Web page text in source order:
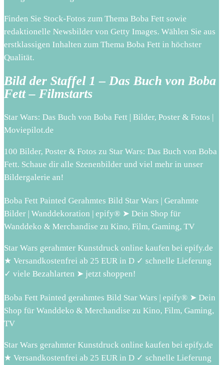
Finden Sie Stock-Fotos zum Thema Boba Fett sowie
redaktionelle Newsbilder von Getty Images. Wählen Sie aus
erstklassigen Inhalten zum Thema Boba Fett in höchster
Qualität.
Bild der Staffel 1 – Das Buch von Boba
Fett – Filmstarts
Star Wars: Das Buch von Boba Fett | Bilder, Poster & Fotos |
Moviepilot.de
100 Bilder, Poster & Fotos zu Star Wars: Das Buch von Boba
Fett. Schaue dir alle Szenenbilder und viel mehr in unser
Bildergalerie an!
Boba Fett Painted Gerahmtes Bild Star Wars | Gerahmte
Bilder | Wanddekoration | epify® ➤ Dein Shop für
Wanddeko & Merchandise zu Kino, Film, Gaming, TV
Star Wars gerahmter Kunstdruck online kaufen bei epify.de
★ Versandkostenfrei ab 25 EUR in D ✓ schnelle Lieferung
✓ viele Bezahlarten ➤ jetzt shoppen!
Boba Fett Painted gerahmtes Bild Star Wars | epify® ➤ Dein
Shop für Wanddeko & Merchandise zu Kino, Film, Gaming,
TV
Star Wars gerahmter Kunstdruck online kaufen bei epify.de
★ Versandkostenfrei ab 25 EUR in D ✓ schnelle Lieferung